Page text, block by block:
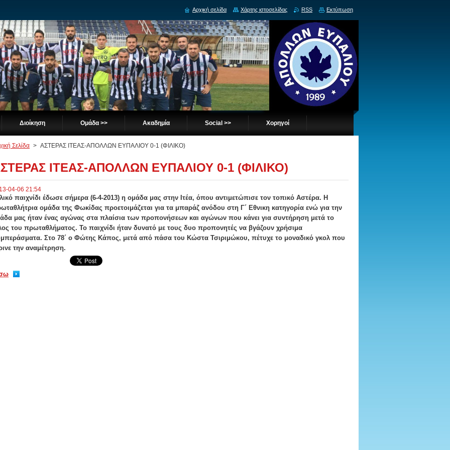
Διοίκηση Ομάδα >> Ακαδημία Social >> Χορηγοί
Σελίδα > ΑΣΤΕΡΑΣ ΙΤΕΑΣ-ΑΠΟΛΛΩΝ ΕΥΠΑΛΙΟΥ 0-1 (ΦΙΛΙΚΟ)
ΙΤΕΑΣ-ΑΠΟΛΛΩΝ ΕΥΠΑΛΙΟΥ 0-1 (ΦΙΛΙΚΟ)
04-06 21:54
παιχνίδι έδωσε σήμερα (6-4-2013) η ομάδα μας στην Ιτέα, όπου αντιμετώπισε τον τοπικό Αστέρα. Η
ομάδα της Φωκίδας προετοιμάζεται για τα μπαράζ ανόδου στη Γ΄ Εθνικη κατηγορία ενώ για την
μας ήταν ένας αγώνας στα πλαίσια των προπονήσεων και αγώνων που κάνει για συντήρηση μετά το
του πρωταθλήματος. Το παιχνίδι ήταν δυνατό με τους δυο προπονητές να βγάζουν χρήσιμα
Στο 78΄ ο Φώτης Κάπος, μετά από πάσα του Κώστα Τσιριμώκου, πέτυχε το μοναδικό γκολ που
την αναμέτρηση.
Αρχική σελίδα Χάρτης ιστοσελίδας RSS Εκτύπωση